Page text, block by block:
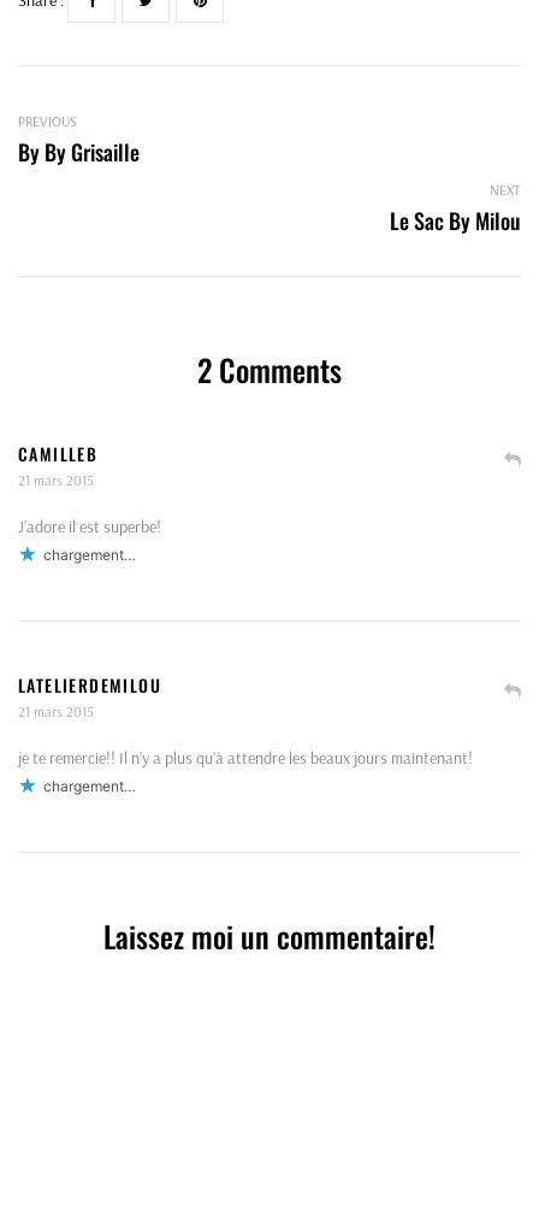
PREVIOUS
By By Grisaille
NEXT
Le Sac By Milou
2 Comments
CAMILLEB
21 mars 2015
J’adore il est superbe!
chargement…
LATELIERDEMILOU
21 mars 2015
je te remercie!! Il n’y a plus qu’à attendre les beaux jours maintenant!
chargement…
Laissez moi un commentaire!